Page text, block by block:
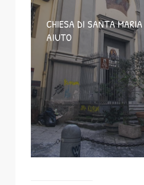
CHIESA DI SANTA MARIA
AIUTO